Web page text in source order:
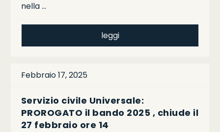
nella …
leggi
Febbraio 17, 2025
Servizio civile Universale:
PROROGATO il bando 2025 , chiude il
27 febbraio ore 14